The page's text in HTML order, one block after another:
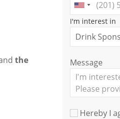
the
I'm interest in
Message
Hereby I